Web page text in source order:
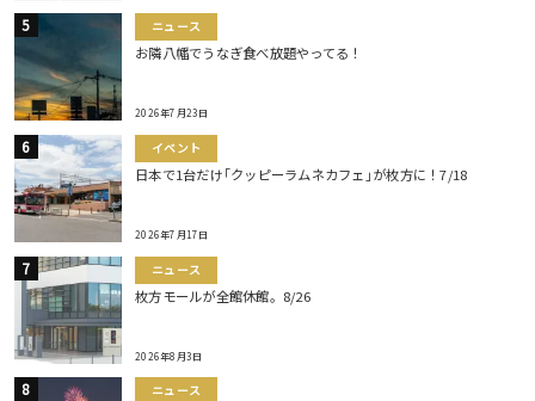
ニュース
お隣八幡でうなぎ食べ放題やってる！
2026年7月23日
イベント
日本で1台だけ｢クッピーラムネカフェ｣が枚方に！7/18
2026年7月17日
ニュース
枚方モールが全館休館。8/26
2026年8月3日
ニュース